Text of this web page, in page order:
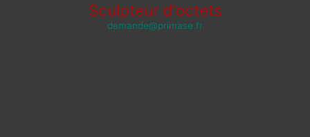
Sculpteur d'octets
demande@primase.fr